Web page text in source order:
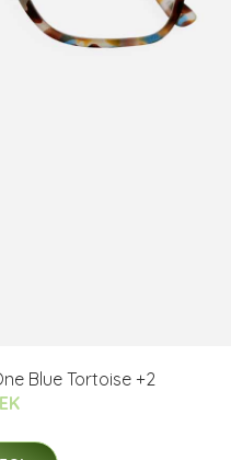
Blue Tortoise +2